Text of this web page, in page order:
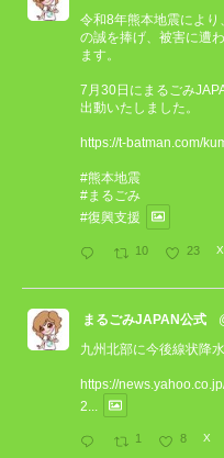
令和8年熊本地震によ
の誠を捧げ、被害に遭
ます。
7月30日にまるごみ
出動いたしました。
https://t-batman.com/
#熊本地震
#まるごみ
#復興支援
10 23 X
まるごみJAPAN公式
九州北部に今後線状降
https://
2...
1 8 X